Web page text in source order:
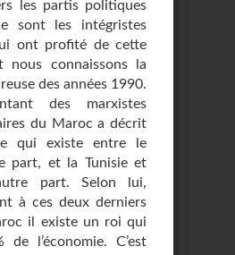
les partis politiques
sont les intégristes
ont profité de cette
nous connaissons la
des années 1990.
des marxistes
du Maroc a décrit
qui existe entre le
part, et la Tunisie et
part. Selon lui,
à ces deux derniers
il existe un roi qui
de l’économie. C’est